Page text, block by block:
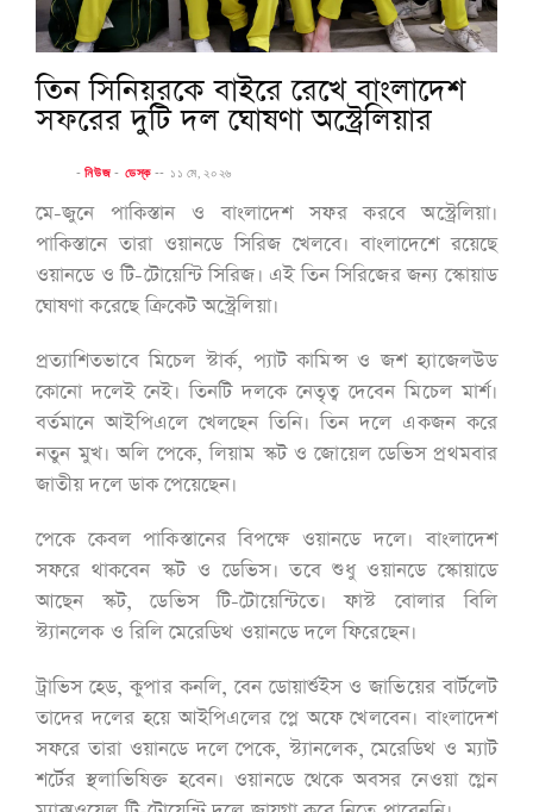
তিন সিনিয়রকে বাইরে রেখে বাংলাদেশ
সফরের দুটি দল ঘোষণা অস্ট্রেলিয়ার
-নিউজ - ডেস্ক -- ১১ মে, ২০২৬
মে-জুনে পাকিস্তান ও বাংলাদেশ সফর করবে অস্ট্রেলিয়া।
পাকিস্তানে তারা ওয়ানডে সিরিজ খেলবে। বাংলাদেশে রয়েছে
ওয়ানডে ও টি-টোয়েন্টি সিরিজ। এই তিন সিরিজের জন্য স্কোয়াড
ঘোষণা করেছে ক্রিকেট অস্ট্রেলিয়া।
প্রত্যাশিতভাবে মিচেল স্টার্ক, প্যাট কামিন্স ও জশ হ্যাজেলউড
কোনো দলেই নেই। তিনটি দলকে নেতৃত্ব দেবেন মিচেল মার্শ।
বর্তমানে আইপিএলে খেলছেন তিনি। তিন দলে একজন করে
নতুন মুখ। অলি পেকে, লিয়াম স্কট ও জোয়েল ডেভিস প্রথমবার
জাতীয় দলে ডাক পেয়েছেন।
পেকে কেবল পাকিস্তানের বিপক্ষে ওয়ানডে দলে। বাংলাদেশ
সফরে থাকবেন স্কট ও ডেভিস। তবে শুধু ওয়ানডে স্কোয়াডে
আছেন স্কট, ডেভিস টি-টোয়েন্টিতে। ফাস্ট বোলার বিলি
স্ট্যানলেক ও রিলি মেরেডিথ ওয়ানডে দলে ফিরেছেন।
ট্রাভিস হেড, কুপার কনলি, বেন ডোয়ার্শুইস ও জাভিয়ের বার্টলেট
তাদের দলের হয়ে আইপিএলের প্লে অফে খেলবেন। বাংলাদেশ
সফরে তারা ওয়ানডে দলে পেকে, স্ট্যানলেক, মেরেডিথ ও ম্যাট
শর্টের স্থলাভিষিক্ত হবেন। ওয়ানডে থেকে অবসর নেওয়া গ্লেন